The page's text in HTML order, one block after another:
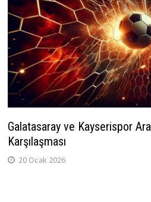
Galatasaray ve Kayserispor
Karşılaşması
20 Ocak 2026